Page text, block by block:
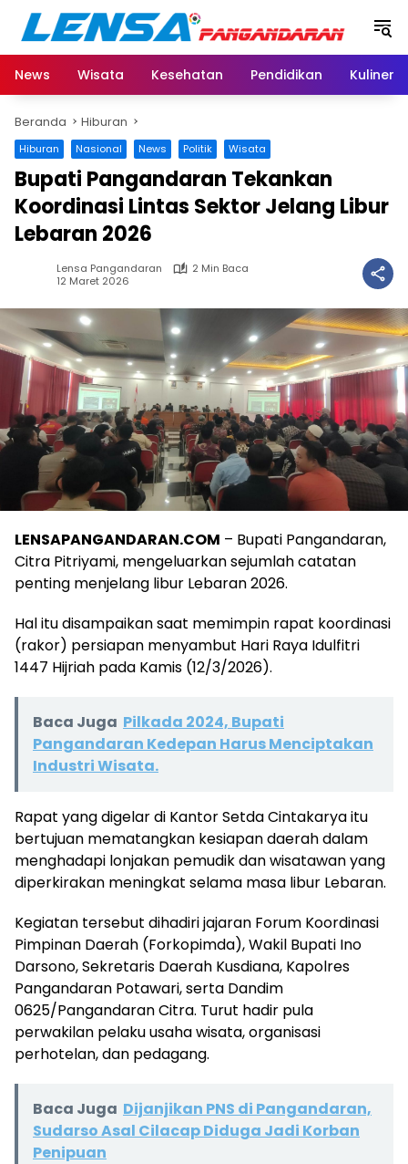
Langsung
konten
News
Wisata Kesehatan Pendidikan Kuliner
Beranda Hiburan
Hiburan Nasional News Politik Wisata
Bupati Pangandaran Tekankan
Koordinasi Lintas Sektor Jelang Libur
Lebaran 2026
Lensa Pangandaran
2 Min Baca
12 Maret 2026
LENSAPANGANDARAN.COM – Bupati Pangandaran,
Citra Pitriyami, mengeluarkan sejumlah catatan
penting menjelang libur Lebaran 2026.
Hal itu disampaikan saat memimpin rapat koordinasi
(rakor) persiapan menyambut Hari Raya Idulfitri
1447 Hijriah pada Kamis (12/3/2026).
Baca Juga Pilkada 2024, Bupati
Pangandaran Kedepan Harus Menciptakan
Industri Wisata.
Rapat yang digelar di Kantor Setda Cintakarya itu
bertujuan mematangkan kesiapan daerah dalam
menghadapi lonjakan pemudik dan wisatawan yang
diperkirakan meningkat selama masa libur Lebaran.
Kegiatan tersebut dihadiri jajaran Forum Koordinasi
Pimpinan Daerah (Forkopimda), Wakil Bupati Ino
Darsono, Sekretaris Daerah Kusdiana, Kapolres
Pangandaran Potawari, serta Dandim
0625/Pangandaran Citra. Turut hadir pula
perwakilan pelaku usaha wisata, organisasi
perhotelan, dan pedagang.
Baca Juga Dijanjikan PNS di Pangandaran,
Sudarso Asal Cilacap Diduga Jadi Korban
Penipuan